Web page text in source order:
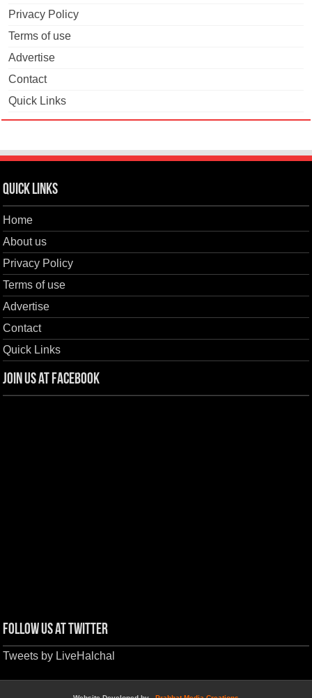
Privacy Policy
Terms of use
Advertise
Contact
Quick Links
Quick Links
Home
About us
Privacy Policy
Terms of use
Advertise
Contact
Quick Links
Join us at Facebook
Follow us at Twitter
Tweets by LiveHalchal